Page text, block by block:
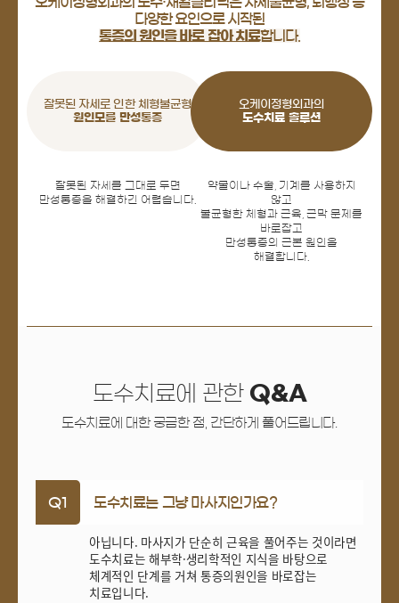
다양한 요인으로 시작된
통증의 원인을 바로 잡아 치료합니다.
잘못된 자세로 인한 체형불균형
원인모를 만성통증
잘못된 자세를 그대로 두면
만성통증을 해결하긴 어렵습니다.
오케이정형외과의
도수치료 솔루션
약물이나 수술, 기계를 사용하지
않고
불균형한 체형과 근육, 근막 문제를
바로잡고
만성통증의 근본 원인을
해결합니다.
도수치료에 관한 Q&A
도수치료에 대한 궁금한 점, 간단하게 풀어드립니다.
Q1 도수치료는 그냥 마사지인가요?
아닙니다. 마사지가 단순히 근육을 풀어주는 것이라면
도수치료는 해부학·생리학적인 지식을 바탕으로
체계적인 단계를 거쳐 통증의원인을 바로잡는
치료입니다.